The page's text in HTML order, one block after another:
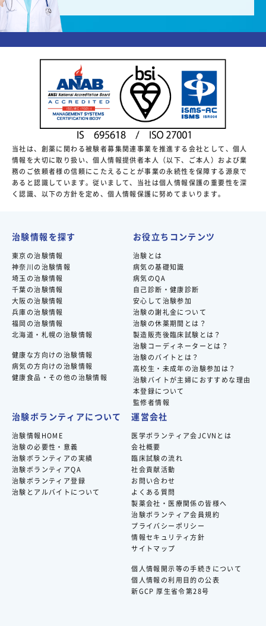
当社は、創薬に関わる被験者募集関連事業を推進する会社として、個人
情報を大切に取り扱い、個人情報提供者本人（以下、ご本人）および業
務のご依頼者様の信頼にこたえることが事業の永続性を保障する源泉で
あると認識しています。従いまして、当社は個人情報保護の重要性を深
く認識、以下の方針を定め、個人情報保護に努めてまいります。
治験情報を探す
東京の治験情報
神奈川の治験情報
埼玉の治験情報
千葉の治験情報
大阪の治験情報
兵庫の治験情報
福岡の治験情報
北海道・札幌の治験情報
健康な方向けの治験情報
病気の方向けの治験情報
健康食品・その他の治験情報
お役立ちコンテンツ
治験とは
病気の基礎知識
病気のQA
自己診断・健康診断
安心して治験参加
治験の謝礼金について
治験の休薬期間とは？
製造販売後臨床試験とは？
治験コーディネーターとは？
治験のバイトとは？
高校生・未成年の治験参加は？
治験バイトが主婦におすすめな理由
本登録について
監修者情報
治験ボランティアについて
治験情報HOME
治験の必要性・意義
治験ボランティアの実績
治験ボランティアQA
治験ボランティア登録
治験とアルバイトについて
運営会社
医学ボランティア会JCVNとは
会社概要
臨床試験の流れ
社会貢献活動
お問い合わせ
よくある質問
製薬会社・医療関係の皆様へ
治験ボランティア会員規約
プライバシーポリシー
情報セキュリティ方針
サイトマップ
個人情報開示等の手続きについて
個人情報の利用目的の公表
新GCP 厚生省令第28号